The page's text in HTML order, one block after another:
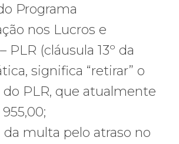
Programa
nos Lucros e
PLR (cláusula 13º da
significa “retirar” o
PLR, que atualmente
da multa pelo atraso no